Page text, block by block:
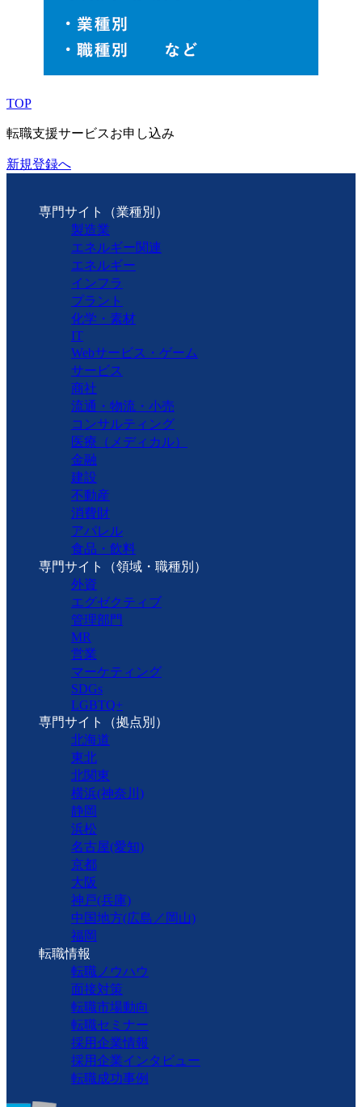
TOP
転職支援サービスお申し込み
新規登録へ
専門サイト（業種別）
製造業
エネルギー関連
エネルギー
インフラ
プラント
化学・素材
IT
Webサービス・ゲーム
サービス
商社
流通・物流・小売
コンサルティング
医療（メディカル）
金融
建設
不動産
消費財
アパレル
食品・飲料
専門サイト（領域・職種別）
外資
エグゼクティブ
管理部門
MR
営業
マーケティング
SDGs
LGBTQ+
専門サイト（拠点別）
北海道
東北
北関東
横浜(神奈川)
静岡
浜松
名古屋(愛知)
京都
大阪
神戸(兵庫)
中国地方(広島／岡山)
福岡
転職情報
転職ノウハウ
面接対策
転職市場動向
転職セミナー
採用企業情報
採用企業インタビュー
転職成功事例